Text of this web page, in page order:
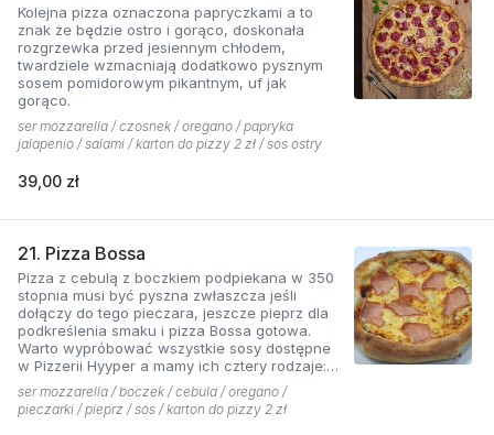
Kolejna pizza oznaczona papryczkami a to
znak że będzie ostro i gorąco, doskonała
rozgrzewka przed jesiennym chłodem,
twardziele wzmacniają dodatkowo pysznym
sosem pomidorowym pikantnym, uf jak
gorąco.
ser mozzarella / czosnek / oregano / papryka
jalapenio / salami / karton do pizzy 2 zł / sos ostry
39,00 zł
21. Pizza Bossa
Pizza z cebulą z boczkiem podpiekana w 350
stopnia musi być pyszna zwłaszcza jeśli
dołączy do tego pieczara, jeszcze pieprz dla
podkreślenia smaku i pizza Bossa gotowa.
Warto wypróbować wszystkie sosy dostępne
w Pizzerii Hyyper a mamy ich cztery rodzaje:
pomidorowy łagodny, pomidorowy pikantny,
jogurtowo-czosnkowy oraz sos słodko-
kwaśny , każdy niepowtarzalny w smaku.
ser mozzarella / boczek / cebula / oregano /
pieczarki / pieprz / sos / karton do pizzy 2 zł